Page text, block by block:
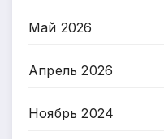
Май 2026
Апрель 2026
Ноябрь 2024